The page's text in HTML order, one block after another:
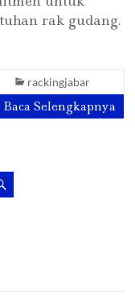
rak gudang.
rackingjabar
Baca Selengkapnya